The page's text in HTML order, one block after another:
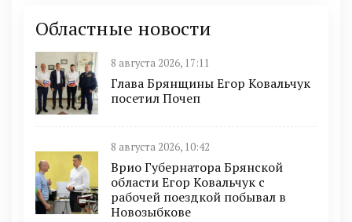
Областные новости
8 августа 2026, 17:11
Глава Брянщины Егор Ковальчук
посетил Почеп
8 августа 2026, 10:42
Врио Губернатора Брянской
области Егор Ковальчук с
рабочей поездкой побывал в
Новозыбкове